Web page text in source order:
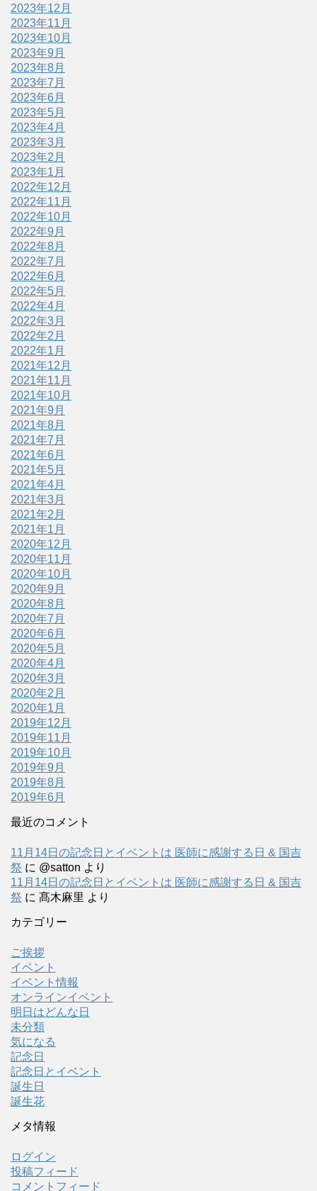
2023年12月
2023年11月
2023年10月
2023年9月
2023年8月
2023年7月
2023年6月
2023年5月
2023年4月
2023年3月
2023年2月
2023年1月
2022年12月
2022年11月
2022年10月
2022年9月
2022年8月
2022年7月
2022年6月
2022年5月
2022年4月
2022年3月
2022年2月
2022年1月
2021年12月
2021年11月
2021年10月
2021年9月
2021年8月
2021年7月
2021年6月
2021年5月
2021年4月
2021年3月
2021年2月
2021年1月
2020年12月
2020年11月
2020年10月
2020年9月
2020年8月
2020年7月
2020年6月
2020年5月
2020年4月
2020年3月
2020年2月
2020年1月
2019年12月
2019年11月
2019年10月
2019年9月
2019年8月
2019年6月
最近のコメント
11月14日の記念日とイベントは 医師に感謝する日 & 国吉
祭 に @satton より
11月14日の記念日とイベントは 医師に感謝する日 & 国吉
祭 に 髙木麻里 より
カテゴリー
ご挨拶
イベント
イベント情報
オンラインイベント
明日はどんな日
未分類
気になる
記念日
記念日とイベント
誕生日
誕生花
メタ情報
ログイン
投稿フィード
コメントフィード